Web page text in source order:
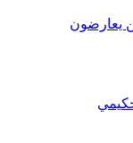
يعارضون